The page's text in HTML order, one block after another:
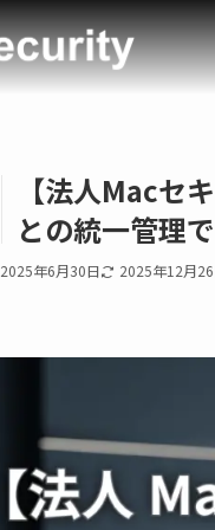
【法人Macセ
との統一管理
2025年6月30日 2025年12月